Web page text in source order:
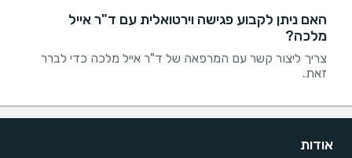
האם ניתן לקבוע פגישה וירטואלית עם ד"ר אייל
מלכה?
צריך ליצור קשר עם המרפאה של ד"ר אייל מלכה כדי לברר
זאת.
אודות